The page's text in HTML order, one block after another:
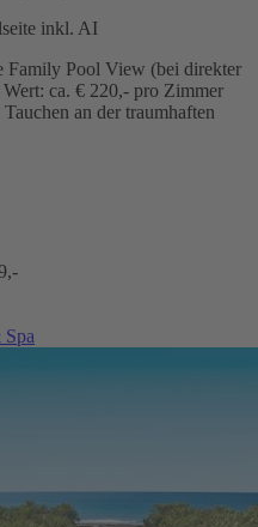
inkl. AI
Family Pool View (bei direkter
ca. € 220,- pro Zimmer
an der traumhaften
Spa